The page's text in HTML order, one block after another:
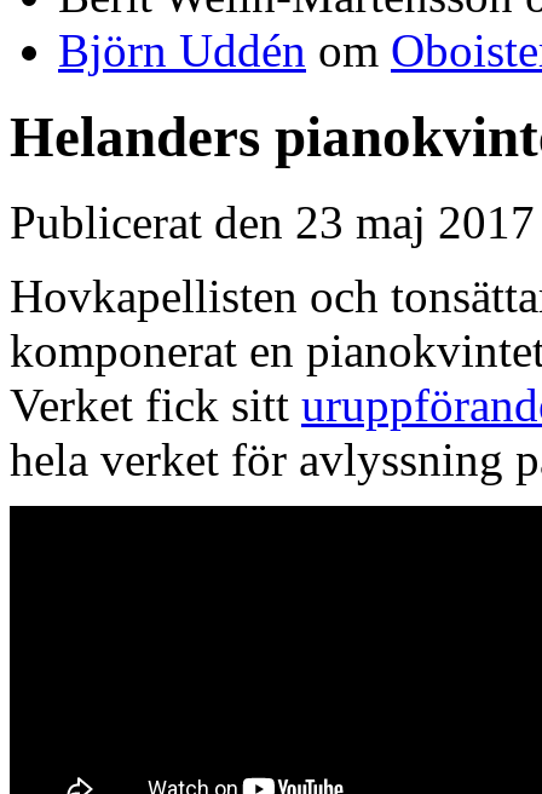
Björn Uddén om
Helanders
Publicerat den 23 maj
Hovkapellisten och
komponerat en
Verket fick sitt
hela verket för avlyssning